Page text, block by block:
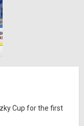
Cup for the first